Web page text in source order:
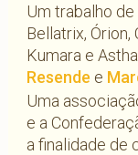
Um trabalho
Bellatrix, Órion,
Kumara e
Resende e
Uma
e a
a finalidade de